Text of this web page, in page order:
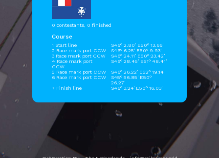
0 contestants, 0 finished
Course
1 Start line
S46° 2.80' E50° 13.66'
2 Race mark port CCW
S46° 6.25' E50° 9.93'
3 Race mark port CCW
S46° 24.11' E50° 23.42'
4 Race mark port
CCW
S46° 28.45' E51° 48.41'
5 Race mark port CCW
S46° 26.22' E52° 19.14'
6 Race mark port CCW
S45° 56.85' E50°
26.27'
7 Finish line
S46° 3.24' E50° 16.03'